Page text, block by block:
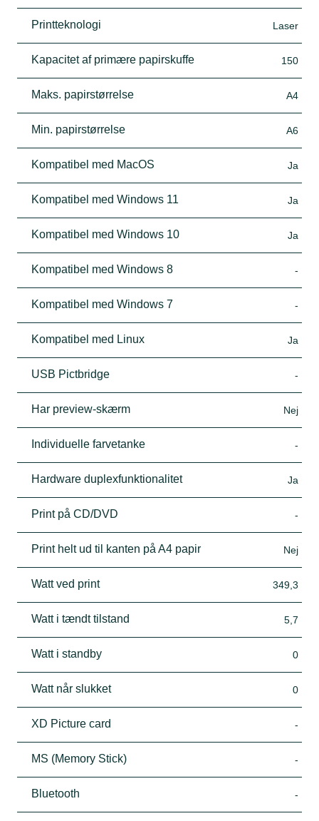
Printteknologi Laser
Kapacitet af primære papirskuffe 150
Maks. papirstørrelse A4
Min. papirstørrelse A6
Kompatibel med MacOS Ja
Kompatibel med Windows 11 Ja
Kompatibel med Windows 10 Ja
Kompatibel med Windows 8 -
Kompatibel med Windows 7 -
Kompatibel med Linux Ja
USB Pictbridge -
Har preview-skærm Nej
Individuelle farvetanke -
Hardware duplexfunktionalitet Ja
Print på CD/DVD -
Print helt ud til kanten på A4 papir Nej
Watt ved print 349,3
Watt i tændt tilstand 5,7
Watt i standby 0
Watt når slukket 0
XD Picture card -
MS (Memory Stick) -
Bluetooth -